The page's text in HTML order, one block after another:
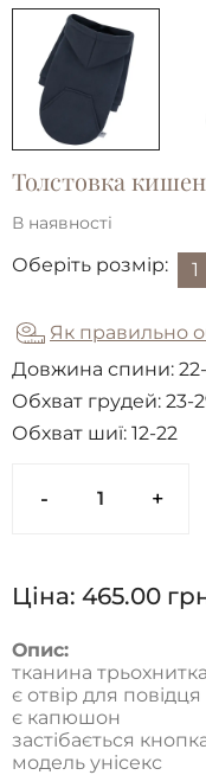
Толстовка
В наявності
Оберіть розмір: 1
Як правильно
Довжина спини:
Обхват грудей: 23-
Обхват шиї: 12-22
- +
Ціна: 465.00
Опис:
тканина
є отвір для повідця
є капюшон
застібається
модель унісекс